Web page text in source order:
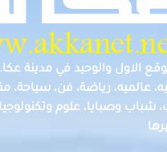
الاول والوحيد في مدينة
عالميه، رياضة، فن، سياحة،
شباب وصبايا، علوم